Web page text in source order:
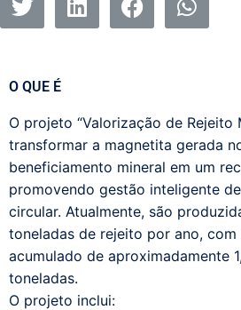
O QUE É
O projeto “Valorização de Rejeito
transformar a magnetita gerada
beneficiamento mineral em um
promovendo gestão inteligente
circular. Atualmente, são
toneladas de rejeito por ano, com
acumulado de aproximadamente
toneladas.
O projeto inclui: